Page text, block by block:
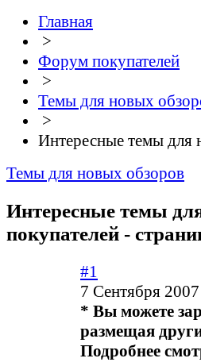
Главная
>
Форум покупателей
>
Темы для новых
>
Интересные темы для
Темы для новых обзоров
Интересные темы
покупателей -
#1
7 Сентября
* Вы можете
размещая
Подробнее